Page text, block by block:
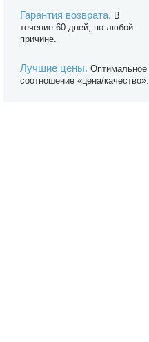
Гарантия возврата. В
течение 60 дней, по любой
причине.
Лучшие цены. Оптимальное
соотношение «цена/качество».